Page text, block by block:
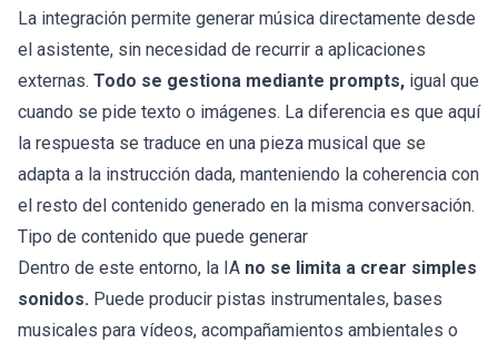
La integración permite generar música directamente desde
el asistente, sin necesidad de recurrir a aplicaciones
externas. Todo se gestiona mediante prompts, igual que
cuando se pide texto o imágenes. La diferencia es que aquí
la respuesta se traduce en una pieza musical que se
adapta a la instrucción dada, manteniendo la coherencia con
el resto del contenido generado en la misma conversación.
Tipo de contenido que puede generar
Dentro de este entorno, la IA no se limita a crear simples
sonidos. Puede producir pistas instrumentales, bases
musicales para vídeos, acompañamientos ambientales o